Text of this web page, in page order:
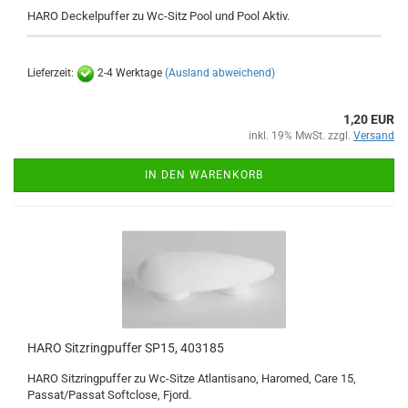
HARO Deckelpuffer zu Wc-Sitz Pool und Pool Aktiv.
Lieferzeit: 2-4 Werktage (Ausland abweichend)
1,20 EUR
inkl. 19% MwSt. zzgl. Versand
IN DEN WARENKORB
HARO Sitzringpuffer SP15, 403185
HARO Sitzringpuffer zu Wc-Sitze Atlantisano, Haromed, Care 15,
Passat/Passat Softclose, Fjord.